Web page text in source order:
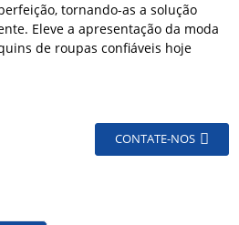
tornando-as a solução
Eleve a apresentação da moda
de roupas confiáveis ​​hoje
CONTATE-NOS